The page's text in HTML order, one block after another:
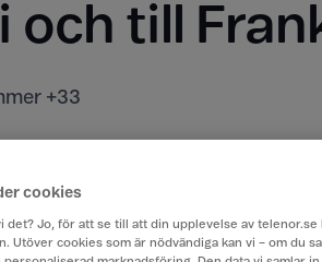
och till
+33
kostar att ringa, sms:a och
Sverige till ett annat land.
cookies
det? Jo, för att se till att din upplevelse av
Utöver cookies som är nödvändiga kan vi – om du